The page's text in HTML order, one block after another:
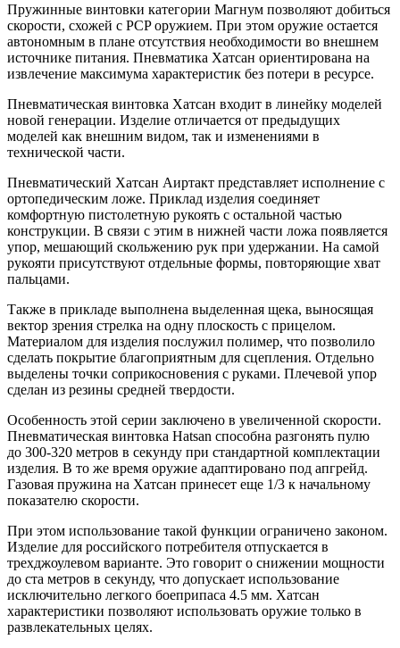
Пружинные винтовки категории Магнум позволяют добиться
скорости, схожей с PCP оружием. При этом оружие остается
автономным в плане отсутствия необходимости во внешнем
источнике питания. Пневматика Хатсан ориентирована на
извлечение максимума характеристик без потери в ресурсе.
Пневматическая винтовка Хатсан входит в линейку моделей
новой генерации. Изделие отличается от предыдущих
моделей как внешним видом, так и изменениями в
технической части.
Пневматический Хатсан Аиртакт представляет исполнение с
ортопедическим ложе. Приклад изделия соединяет
комфортную пистолетную рукоять с остальной частью
конструкции. В связи с этим в нижней части ложа появляется
упор, мешающий скольжению рук при удержании. На самой
рукояти присутствуют отдельные формы, повторяющие хват
пальцами.
Также в прикладе выполнена выделенная щека, выносящая
вектор зрения стрелка на одну плоскость с прицелом.
Материалом для изделия послужил полимер, что позволило
сделать покрытие благоприятным для сцепления. Отдельно
выделены точки соприкосновения с руками. Плечевой упор
сделан из резины средней твердости.
Особенность этой серии заключено в увеличенной скорости.
Пневматическая винтовка Hatsan способна разгонять пулю
до 300-320 метров в секунду при стандартной комплектации
изделия. В то же время оружие адаптировано под апгрейд.
Газовая пружина на Хатсан принесет еще 1/3 к начальному
показателю скорости.
При этом использование такой функции ограничено законом.
Изделие для российского потребителя отпускается в
трехджоулевом варианте. Это говорит о снижении мощности
до ста метров в секунду, что допускает использование
исключительно легкого боеприпаса 4.5 мм. Хатсан
характеристики позволяют использовать оружие только в
развлекательных целях.